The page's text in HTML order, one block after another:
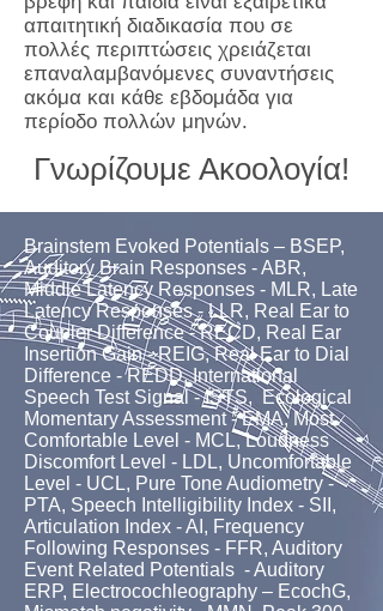
απαιτητική διαδικασία που σε
πολλές περιπτώσεις χρειάζεται
επαναλαμβανόμενες συναντήσεις
ακόμα και κάθε εβδομάδα για
περίοδο πολλών μηνών.
Γνωρίζουμε Ακοολογία!
Brainstem Evoked Potentials – BSEP,
Auditory Brain Responses - ABR,
Middle Latency Responses - MLR, Late
Latency Responses - LLR, Real Ear to
Coupler Difference - RECD, Real Ear
Insertion Gain - REIG, Real Ear to Dial
Difference - REDD, International
Speech Test Signal - ISTS, Ecological
Momentary Assessment - EMA, Most
Comfortable Level - MCL, Loudness
Discomfort Level - LDL, Uncomfortable
Level - UCL, Pure Tone Audiometry -
PTA, Speech Intelligibility Index - SII,
Articulation Index - AI, Frequency
Following Responses - FFR, Auditory
Event Related Potentials - Auditory
ERP, Electrocochleography – EcochG,